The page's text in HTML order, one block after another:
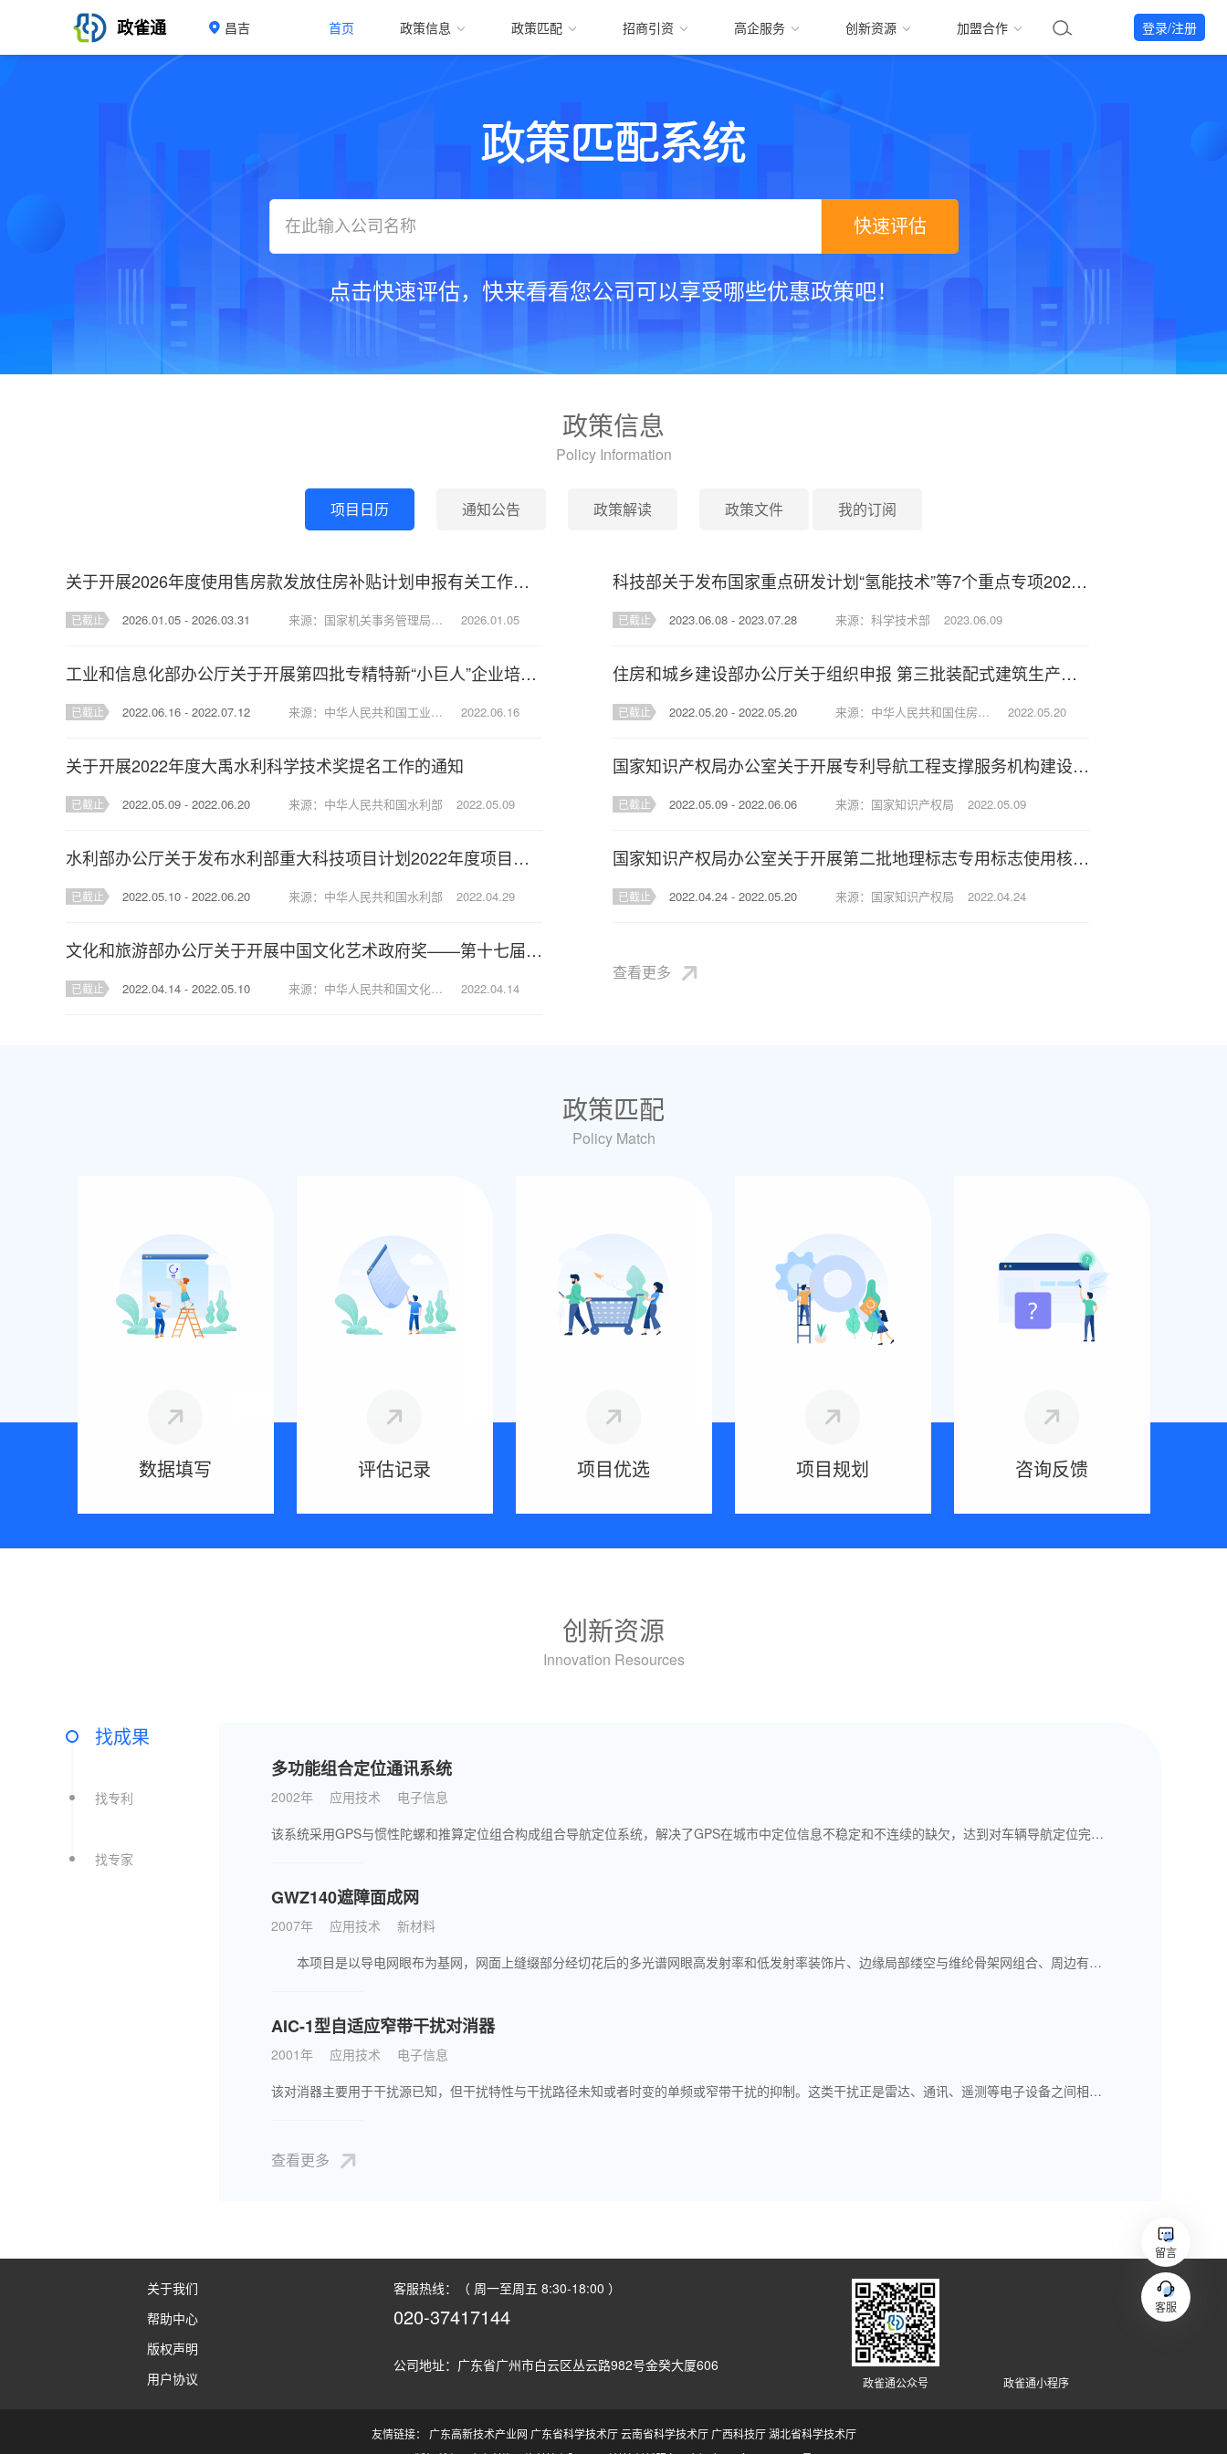
政雀通 昌吉 首页 政策信息 政策匹配 招商引资 高企服务 创新资源 加盟合作 登录/注册
快速评估
点击快速评估，快来看看您公司可以享受哪些优惠政策吧！
政策信息
Policy Information
项目日历 通知公告 政策解读 政策文件 我的订阅
关于开展2026年度使用售房款发放住房补贴计划申报有关工作的通知
已截止 2026.01.05 - 2026.03.31 来源：国家机关事务管理局中央国家机关住房资金管理中心北京住房公积金管理中心中央国家机关分中心 2026.01.05
科技部关于发布国家重点研发计划“氢能技术”等7个重点专项2023年度项目申报指南的通知
已截止 2023.06.08 - 2023.07.28 来源：科学技术部 2023.06.09
工业和信息化部办公厅关于开展第四批专精特新“小巨人”企业培育和第一批专精特新“小巨人”企业复核工作的通知
已截止 2022.06.16 - 2022.07.12 来源：中华人民共和国工业和信息化局 2022.06.16
住房和城乡建设部办公厅关于组织申报 第三批装配式建筑生产基地的通知
已截止 2022.05.20 - 2022.05.20 来源：中华人民共和国住房和城乡建设部 2022.05.20
关于开展2022年度大禹水利科学技术奖提名工作的通知
已截止 2022.05.09 - 2022.06.20 来源：中华人民共和国水利部 2022.05.09
国家知识产权局办公室关于开展专利导航工程支撑服务机构建设工作的通知
已截止 2022.05.09 - 2022.06.06 来源：国家知识产权局 2022.05.09
水利部办公厅关于发布水利部重大科技项目计划2022年度项目申报指南的通知
已截止 2022.05.10 - 2022.06.20 来源：中华人民共和国水利部 2022.04.29
国家知识产权局办公室关于开展第二批地理标志专用标志使用核准改革试点及持续深化第一批改革试点的通知
已截止 2022.04.24 - 2022.05.20 来源：国家知识产权局 2022.04.24
文化和旅游部办公厅关于开展中国文化艺术政府奖——第十七届文华奖申报工作的通知
已截止 2022.04.14 - 2022.05.10 来源：中华人民共和国文化和旅游部 2022.04.14
查看更多
政策匹配
Policy Match
数据填写 评估记录 项目优选 项目规划 咨询反馈
创新资源
Innovation Resources
找成果
找专利
找专家
多功能组合定位通讯系统
2002年 应用技术
电子信息
该系统采用GPS与惯性陀螺和推算定位组合构成组合导航定位系统，解决了GPS在城市中定位信息不稳定和不连续的缺欠，达到对车辆导航定位完善性可用性的要求；工作于实时差分的GPS工作模式，定位精度大大提高，误差小于或等于10米；无线双向数据通讯系统工作频率在UHF频段(可选)，占用频带宽度2MHz-10MHz(可选)左右。数据通讯系统采用CDMA体系，系统容量大，信息传输的可靠性高，兼容性好；系统建立简单。除满足定位信息传递要求外，还可提供其他相关的公共及商业服务。
GWZ140遮障面成网
2007年 应用技术
新材料
本项目是以导电网眼布为基网，网面上缝缀部分经切花后的多光谱网眼高发射率和低发射率装饰片、边缘局部缕空与维纶骨架网组合、周边有快速拼接和分解装置，附加装饰片，能方便地装卸在网面上的新一代遮障面。应用范围涉及国防军事目标、重点工程的防护、军事训练等。 其创新点为：构思并研制了由导电网眼基布、低发射率、高低反射率网眼装饰材料及骨架网材料组成的遮障面；企业拥有自主知识产权，已申请一项发明专利，二项实用新型专利授权；采用非等密度设计，把不同表面状态、不同通视度的多光谱装饰片集成缝缀在网面上，解决了轻型化和多波段兼容的难题；结构创新，由二维无挂钩取代传统的三维结构网； 其先进性为：多功能，伪装遮障具有防光学、近红外、中远红外、雷达侦察的伪装性能；宽覆盖，雷达伪装性能方面覆盖了L波段至W波段；新结合，实现了轻型化和高性能的结合；严标准，经检测符合国家行业标准、国军标等标准；高水平，经中国科学院上海科技查新咨询中心查新，项目达到了国际先进水平。 以中国兵工学会工程装备专业委员会伪装专业学组副组长张昕为首的研发团队，具有经验丰富的专业技术，熟悉国军标质量体系、生产管理、市场、售后服务；为保障生产工艺，自行研制了拥有自主知识产权的关键设备“120T四柱式液压断料机”、关键检测仪器“全自动雷达波单向传输衰减检测装置”；项目产品经过权威机构测试和顾客野外试验；企业2006年获得武器装备科研生产许可证。 企业建立了项目产业化实施总体方案，能确保本项目的实施，预计下半年签订合同。
AIC-1型自适应窄带干扰对消器
2001年 应用技术
电子信息
该对消器主要用于干扰源已知，但干扰特性与干扰路径未知或者时变的单频或窄带干扰的抑制。这类干扰正是雷达、通讯、遥测等电子设备之间相互干扰的一种主要形式。对消器也可用于心电、脑电等一类微弱信号测量，市电或其它单频、窄带干扰的抑制：对消器还可以作为自适应阵的基本算法单元来使用。该对消器在具体实现上采用先进的分配M-LMS算法，电路设计上先进可靠，在一定程度上克服模拟器件精度差与数字器件速度低的矛盾，主要指标达到了近年来国际上公布的有磁模拟器件实现的自适应对消器的先进水平。主要指标：频率：中频(500KHz左右)；对消化：～40dB(单频)；～26dB(3KHz噪声调幅)；收敛时间：～20ms；信号保护带宽：(信号不受影响的频率与干扰频差0～500Hz。
查看更多
留言
客服
关于我们
帮助中心
版权声明
用户协议
客服热线：（ 周一至周五 8:30-18:00 ）
020-37417144
公司地址：广东省广州市白云区丛云路982号金癸大厦606
政雀通公众号 政雀通小程序
友情链接： 广东高新技术产业网 广东省科学技术厅 云南省科学技术厅 广西科技厅 湖北省科学技术厅